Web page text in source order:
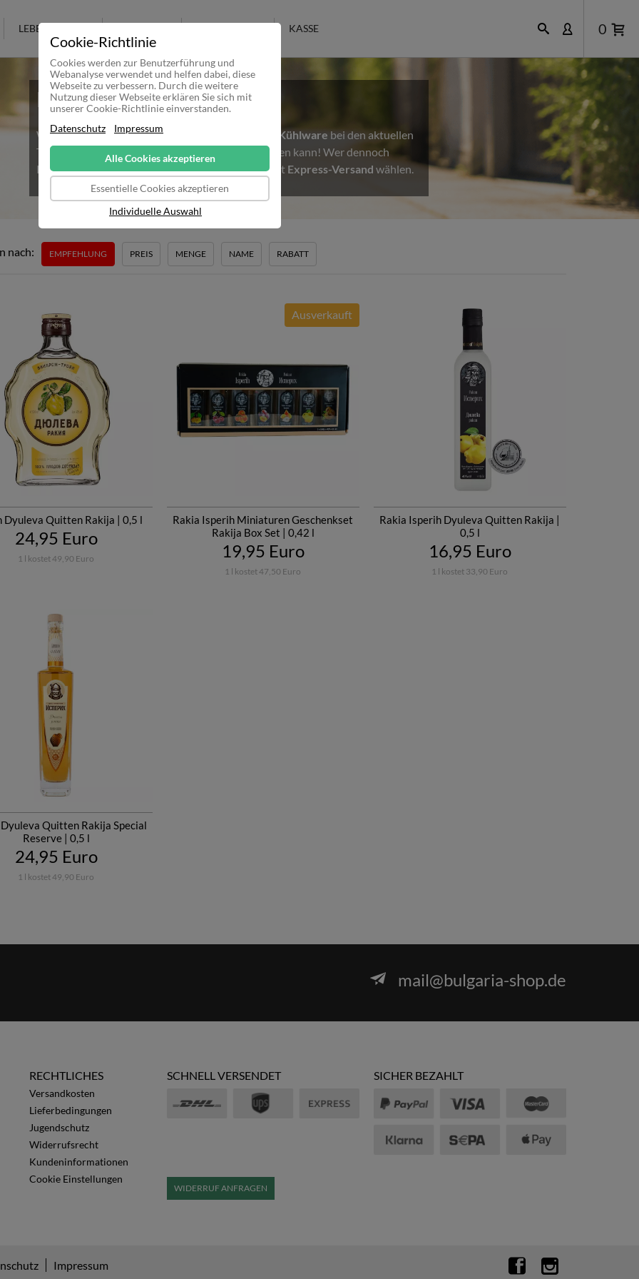
Cookie-Richtlinie
Cookies werden zur Benutzerführung und
Webanalyse verwendet und helfen dabei, diese
Webseite zu verbessern. Durch die weitere
Nutzung dieser Webseite erklären Sie sich mit
unserer Cookie-Richtlinie einverstanden.
Datenschutz
Impressum
Alle Cookies akzeptieren
Essentielle Cookies akzeptieren
Individuelle Auswahl
0
LEBENSMITTEL KASSE
Hitzewelle in Deutschland
Wir möchten alle Kunden darauf Hinweisen, dass Kühlwarebei den aktuellen
Temperaturen nicht mehr sicher ausgeliefert werden kann! Wer dennoch
Kühlware bestellen möchte, sollte daher unbedingt Express-Versand wählen.
nach: EMPFEHLUNG PREIS MENGE NAME RABATT
Dyuleva Quitten Rakija | 0,5 l
24,95 Euro
1 l kostet 49,90 Euro
Rakia Isperih Miniaturen Geschenkset
Rakija Box Set | 0,42 l
Ausverkauft
19,95 Euro
1 l kostet 47,50 Euro
Rakia Isperih Dyuleva Quitten Rakija |
0,5 l
16,95 Euro
1 l kostet 33,90 Euro
Quitten Rakija Special
Reserve | 0,5 l
24,95 Euro
1 l kostet 49,90 Euro
mail@bulgaria-shop.de
RECHTLICHES
Versandkosten
Lieferbedingungen
Jugendschutz
Widerrufsrecht
Kundeninformationen
Cookie Einstellungen
SCHNELL VERSENDET SICHER BEZAHLT
WIDERRUF ANFRAGEN
Impressum